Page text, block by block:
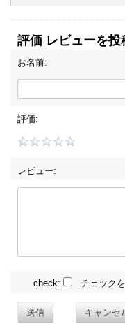
評価 レビューを投
お名前:
評価:
レビュー:
check: チェックを
送信 キャンセ